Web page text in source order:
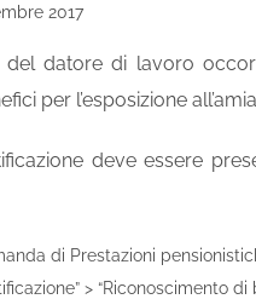
2017
del datore di lavoro
per l’esposizione
deve essere
di Prestazioni
> “Riconoscimento